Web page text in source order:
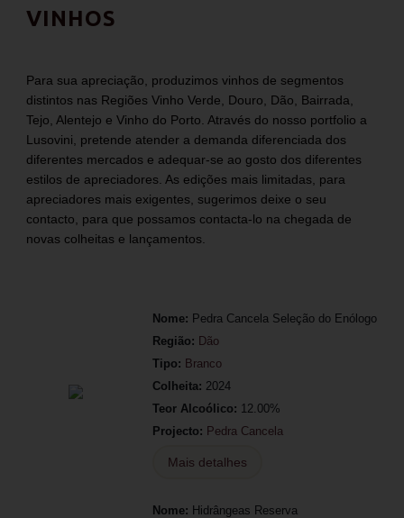
VINHOS
Para sua apreciação, produzimos vinhos de segmentos
distintos nas Regiões Vinho Verde, Douro, Dão, Bairrada,
Tejo, Alentejo e Vinho do Porto. Através do nosso portfolio a
Lusovini, pretende atender a demanda diferenciada dos
diferentes mercados e adequar-se ao gosto dos diferentes
estilos de apreciadores. As edições mais limitadas, para
apreciadores mais exigentes, sugerimos deixe o seu
contacto, para que possamos contacta-lo na chegada de
novas colheitas e lançamentos.
Nome: Pedra Cancela Seleção do Enólogo
Região: Dão
Tipo: Branco
Colheita: 2024
Teor Alcoólico: 12.00%
Projecto: Pedra Cancela
Mais detalhes
Nome: Hidrângeas Reserva